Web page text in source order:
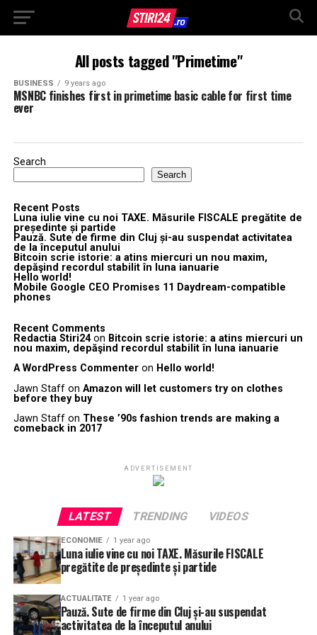
All posts tagged "Primetime"
BUSINESS 9 years ago
MSNBC finishes first in primetime basic cable for first time
ever
Search
Search
Recent Posts
Luna iulie vine cu noi TAXE. Măsurile FISCALE pregătite de
președinte și partide
Pauză. Sute de firme din Cluj și-au suspendat activitatea
de la începutul anului
Bitcoin scrie istorie: a atins miercuri un nou maxim,
depăşind recordul stabilit în luna ianuarie
Hello world!
Mobile Google CEO Promises 11 Daydream-compatible
phones
Recent Comments
Redactia Stiri24on Bitcoin scrie istorie: a atins miercuri un
nou maxim, depăşind recordul stabilit în luna ianuarie
A WordPress Commenteron Hello world!
Jawn Staffon Amazon will let customers try on clothes
before they buy
Jawn Staffon These ’90s fashion trends are making a
comeback in 2017
ADVERTISEMENT
LATEST TRENDING VIDEOS
ECONOMIE 1 year ago
Luna iulie vine cu noi TAXE. Măsurile FISCALE
pregătite de președinte și partide
ACTUALITATE 1 year ago
Pauză. Sute de firme din Cluj și-au suspendat
activitatea de la începutul anului